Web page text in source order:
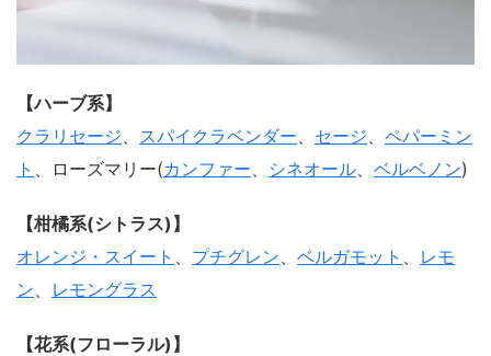
【ハーブ系】
クラリセージ
スパイクラベンダー セージ
ペパーミン
ト
、ローズマリー(カンファー シネオール ベルベノン)
【柑橘系(シトラス)】
オレンジ・スイート
プチグレン ベルガモット
レモ
ン
レモングラス
【花系(フローラル)】